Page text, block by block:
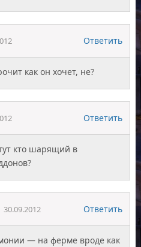
Ответить
как он хочет, не?
Ответить
кто шарящий в
30.09.2012 Ответить
— на ферме вроде как